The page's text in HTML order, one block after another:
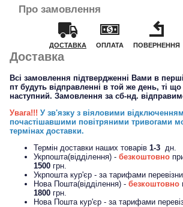
Про замовлення
ДОСТАВКА ОПЛАТА ПОВЕРНЕННЯ
Доставка
Всі замовлення підтвердженні Вами в
пт будуть відправленні в той же день, ті що
наступний. Замовлення за сб-нд.
Увага!!! У зв'язку з віяловими
почастішавшими повітряними тривогами
термінах доставки.
Термін доставки наших товарів 1-3 дн.
Укрпошта(відділення) - безкоштовно
1500грн.
Укрпошта кур'єр - за тарифами
Нова Пошта(відділення) - безкоштовно
1800грн.
Нова Пошта кур'єр - за тарифами